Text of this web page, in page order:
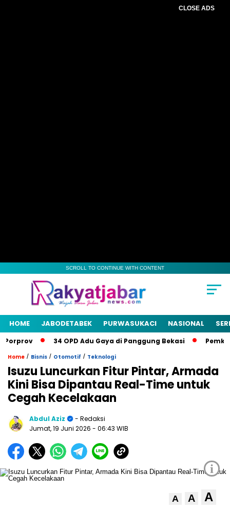
CLOSE ADS
SCROLL TO CONTINUE WITH CONTENT
HOME JABODETABEK PURWASUKACI NASIONAL
34 OPD Adu Gaya di Panggung Bekasi Pemkab
Home / Bisnis / Otomotif / Teknologi
Isuzu Luncurkan Fitur Pintar, Armada
Kini Bisa Dipantau Real-Time untuk
Cegah Kecelakaan
Abdul Aziz
- Redaksi
Jumat, 19 Juni 2026 - 06:43 WIB
i
A A A